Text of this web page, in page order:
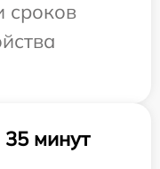
сроков
минут